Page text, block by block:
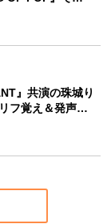
』共演の珠城り
フ覚え＆発声…